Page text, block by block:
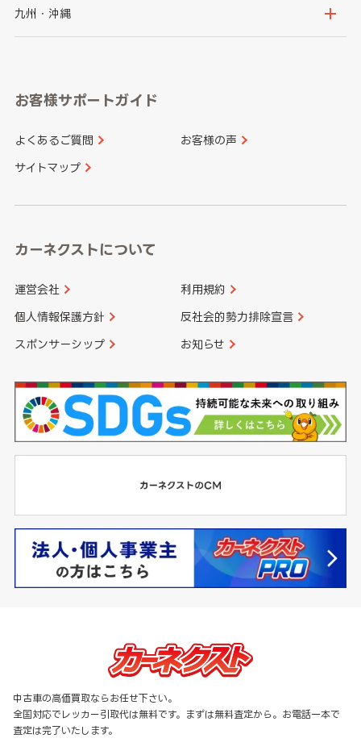
山梨県
愛知県
京都府
和歌山県
鳥取県
山口県
香川県 愛媛県
九州・沖縄
長崎県
大分県 宮崎県
お客様サポートガイド
よくあるご質問 お客様の声
サイトマップ
カーネクストについて
運営会社 利用規約
個人情報保護方針 反社会的勢力排除宣言
スポンサーシップ お知らせ
中古車の高価買取ならお任せ下さい。
全国対応でレッカー引取代は無料です。まずは無料査定から。お電話一本で
査定は完了いたします。